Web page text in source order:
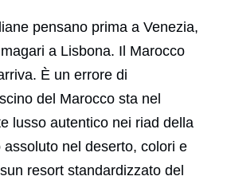
pensano prima a Venezia,
a Lisbona. Il Marocco
È un errore di
del Marocco sta nel
lusso autentico nei riad della
assoluto nel deserto, colori e
resort standardizzato del